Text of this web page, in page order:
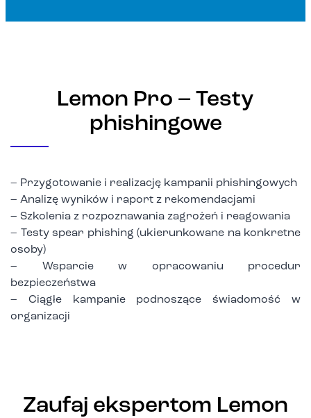
Lemon Pro – Testy
phishingowe
– Przygotowanie i realizację kampanii phishingowych
– Analizę wyników i raport z rekomendacjami
– Szkolenia z rozpoznawania zagrożeń i reagowania
– Testy spear phishing (ukierunkowane na konkretne
osoby)
– Wsparcie w opracowaniu procedur
bezpieczeństwa
– Ciągłe kampanie podnoszące świadomość w
organizacji
Zaufaj ekspertom Lemon